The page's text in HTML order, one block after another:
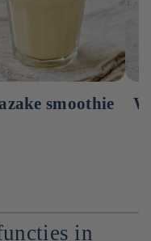
smoothie
in